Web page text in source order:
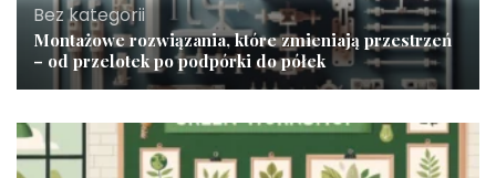
Bez kategorii
Montażowe rozwiązania, które zmieniają przestrzeń
– od przelotek po podpórki do półek